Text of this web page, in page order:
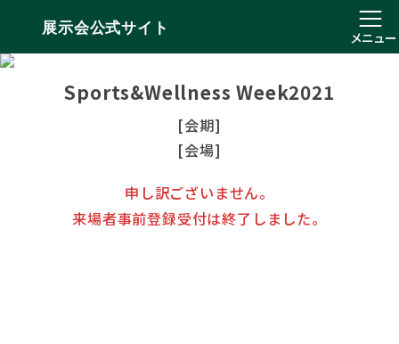
展示会公式サイト
メニュー
Sports&Wellness Week2021
[会期]
[会場]
申し訳ございません。
来場者事前登録受付は終了しました。